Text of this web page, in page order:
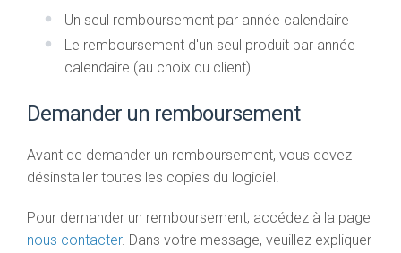
Un seul remboursement par année calendaire
Le remboursement d'un seul produit par année
calendaire (au choix du client)
Demander un remboursement
Avant de demander un remboursement, vous devez
désinstaller toutes les copies du logiciel.
Pour demander un remboursement, accédez à la page
nous contacter. Dans votre message, veuillez expliquer